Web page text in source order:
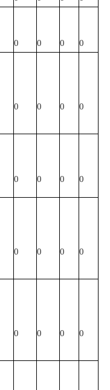
0 0 0 0
0 0 0 0
0 0 0 0
0 0 0 0
0 0 0 0